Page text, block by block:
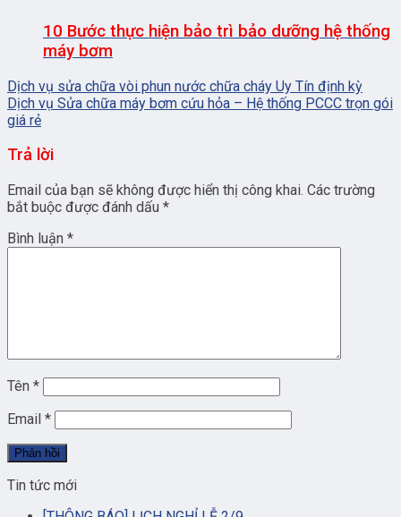
10 Bước thực hiện bảo trì bảo dưỡng hệ thống
máy bơm
Dịch vụ sửa chữa vòi phun nước chữa cháy Uy Tín định kỳ
Dịch vụ Sửa chữa máy bơm cứu hỏa – Hệ thống PCCC trọn gói
giá rẻ
Trả lời
Email của bạn sẽ không được hiển thị công khai. Các trường
bắt buộc được đánh dấu *
Bình luận *
Tên *
Email *
Tin tức mới